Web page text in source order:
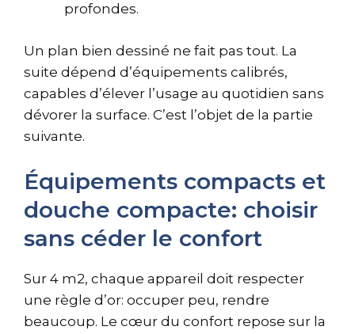
profondes.
Un plan bien dessiné ne fait pas tout. La
suite dépend d’équipements calibrés,
capables d’élever l’usage au quotidien sans
dévorer la surface. C’est l’objet de la partie
suivante.
Équipements compacts et
douche compacte: choisir
sans céder le confort
Sur 4 m2, chaque appareil doit respecter
une règle d’or: occuper peu, rendre
beaucoup. Le cœur du confort repose sur la